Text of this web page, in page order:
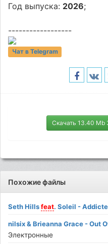
Год выпуска: 2026;
------------------
Чат в Telegram
Скачать 13.40 Mb
Похожие файлы
Seth Hillsfeat. Soleil -
nilsix & Brieanna Grace - Out
Электронные